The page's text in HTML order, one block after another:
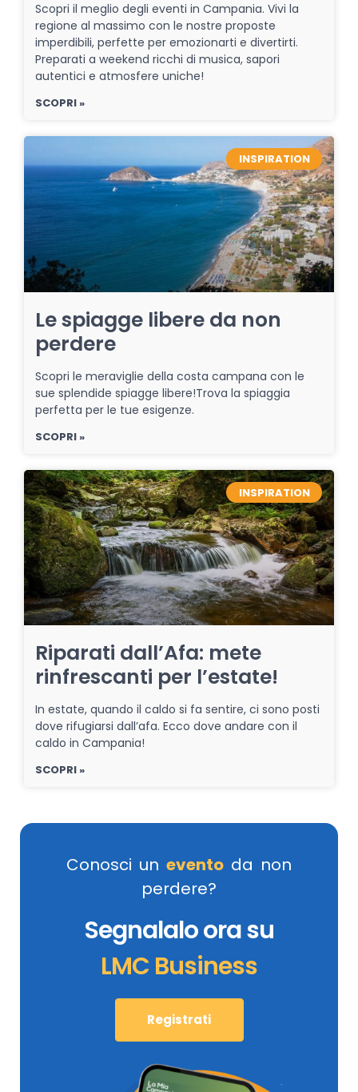
Scopri il meglio degli eventi in Campania. Vivi la
regione al massimo con le nostre proposte
imperdibili, perfette per emozionarti e divertirti.
Preparati a weekend ricchi di musica, sapori
autentici e atmosfere uniche!
SCOPRI »
INSPIRATION
Le spiagge libere da non
perdere
Scopri le meraviglie della costa campana con le
sue splendide spiagge libere!Trova la spiaggia
perfetta per le tue esigenze.
SCOPRI »
INSPIRATION
Riparati dall’Afa: mete
rinfrescanti per l’estate!
In estate, quando il caldo si fa sentire, ci sono posti
dove rifugiarsi dall’afa. Ecco dove andare con il
caldo in Campania!
SCOPRI »
Conosci un evento da non
perdere?
Segnalalo ora su
LMC Business
Registrati